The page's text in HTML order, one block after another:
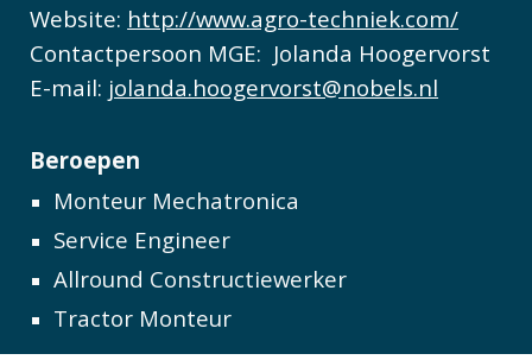
Website: http://www.agro-techniek.com/
Contactpersoon MGE: Jolanda Hoogervorst
E-mail: jolanda.hoogervorst@nobels.nl
Beroepen
Monteur Mechatronica
Service Engineer
Allround Constructiewerker
Tractor Monteur